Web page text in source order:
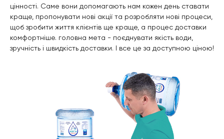
цінності. Саме вони допомагають нам кожен день ставати
краще, пропонувати нові акції та розробляти нові процеси,
щоб зробити життя клієнтів ще краще, а процес доставки
комфортніше. головна мета - поєднувати якість води,
зручність і швидкість доставки. І все це за доступною ціною!